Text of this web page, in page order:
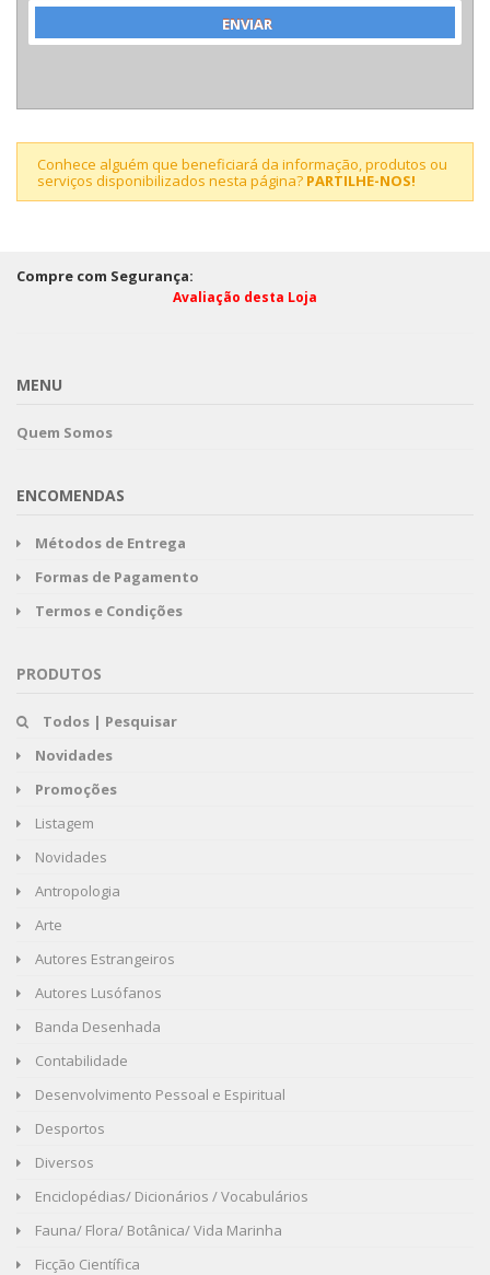
Conhece alguém que beneficiará da informação, produtos ou
serviços disponibilizados nesta página? PARTILHE-NOS!
Compre com Segurança:
Avaliação desta Loja
MENU
Quem Somos
ENCOMENDAS
Métodos de Entrega
Formas de Pagamento
Termos e Condições
PRODUTOS
Todos | Pesquisar
Novidades
Promoções
Listagem
Novidades
Antropologia
Arte
Autores Estrangeiros
Autores Lusófanos
Banda Desenhada
Contabilidade
Desenvolvimento Pessoal e Espiritual
Desportos
Diversos
Enciclopédias/ Dicionários / Vocabulários
Fauna/ Flora/ Botânica/ Vida Marinha
Ficção Científica